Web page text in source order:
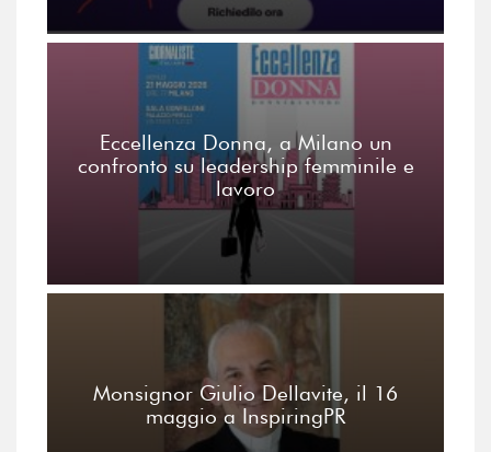
Eccellenza Donna, a Milano un
confronto su leadership femminile e
lavoro
Monsignor Giulio Dellavite, il 16
maggio a InspiringPR